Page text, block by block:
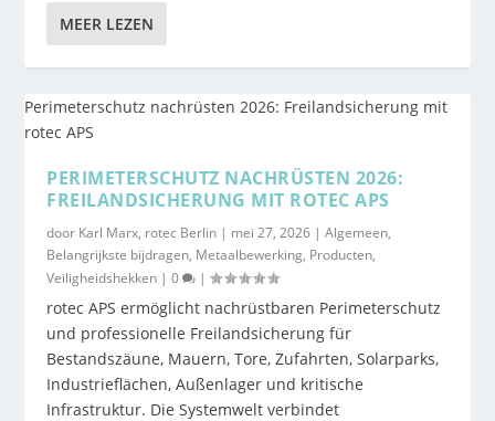
MEER LEZEN
PERIMETERSCHUTZ NACHRÜSTEN 2026:
FREILANDSICHERUNG MIT ROTEC APS
door Karl Marx, rotec Berlin | mei 27, 2026 |Algemeen,
Belangrijkste bijdragen, Metaalbewerking, Producten,
Veiligheidshekken |0 |
rotec APS ermöglicht nachrüstbaren Perimeterschutz
und professionelle Freilandsicherung für
Bestandszäune, Mauern, Tore, Zufahrten, Solarparks,
Industrieflächen, Außenlager und kritische
Infrastruktur. Die Systemwelt verbindet